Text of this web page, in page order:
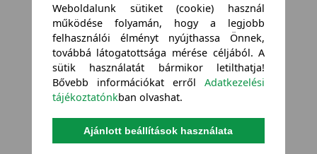
Weboldalunk sütiket (cookie) használ
működése folyamán, hogy a legjobb
felhasználói élményt nyújthassa Önnek,
továbbá látogatottsága mérése céljából. A
sütik használatát bármikor letilthatja!
Bővebb információkat errőlAdatkezelési
tájékoztatónkban olvashat.
Ajánlott beállítások használata